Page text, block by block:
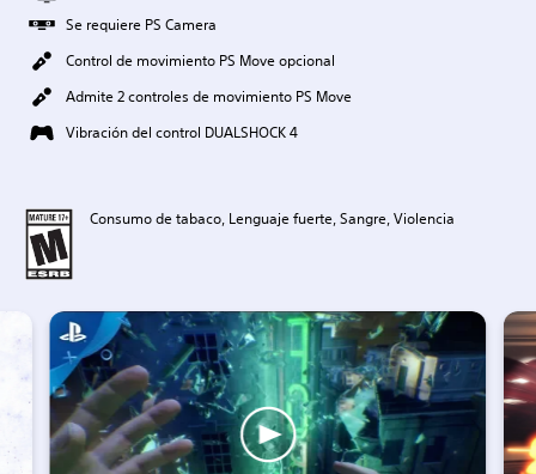
Se requiere PS Camera
Control de movimiento PS Move opcional
Admite 2 controles de movimiento PS Move
Vibración del control DUALSHOCK 4
Consumo de tabaco, Lenguaje fuerte, Sangre, Violencia